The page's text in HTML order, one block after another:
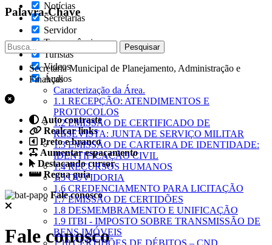
Notícias
Secretarias
Servidor
Transparência
Turistas
Videos
Áudios
Auto contraste
Realçar links
Preto e branco
Aumentar espaçamento
Destacando cursor
Regua guia
Fale conosco
Fale conosco
Palavra-Chave
Secretaria Municipal de Planejamento, Administração e
Finanças
Caracterização da Área.
1.1 RECEPÇÃO: ATENDIMENTOS E
PROTOCOLOS
1.2 EMISSÃO DE CERTIFICADO DE
RESEVISTA: JUNTA DE SERVIÇO MILITAR
1.3 EMISSÃO DE CARTEIRA DE IDENTIDADE:
IDENTIFICAÇÃO CIVIL
1.4 RECURSOS HUMANOS
1.5 OUVIDORIA
1.6 CREDENCIAMENTO PARA LICITAÇÃO
1.7 EMISSÃO DE CERTIDÕES
1.8 DESMEMBRAMENTO E UNIFICAÇÃO
1.9 ITBI - IMPOSTO SOBRE TRANSMISSÃO DE
BENS IMÓVEIS